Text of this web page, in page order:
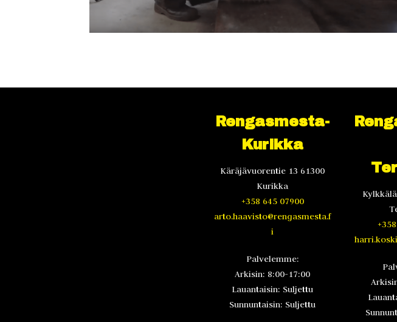
Rengasmesta-
Kurikka
Käräjävuorentie 13 61300
Kurikka
+358 645 07900
arto.haavisto@rengasmesta.f
i
Palvelemme:
Arkisin: 8:00-17:00
Lauantaisin: Suljettu
Sunnuntaisin: Suljettu